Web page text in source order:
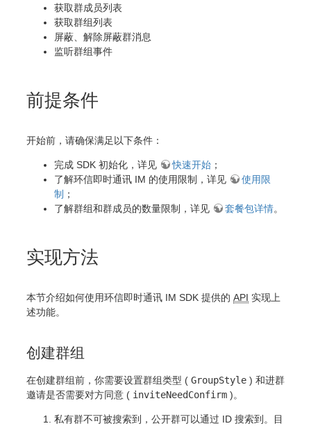
获取群成员列表
获取群组列表
屏蔽、解除屏蔽群消息
监听群组事件
前提条件
开始前，请确保满足以下条件：
完成 SDK 初始化，详见 快速开始 ；
了解环信即时通讯 IM 的使用限制，详见
使用限
制 ；
了解群组和群成员的数量限制，详见
套餐包详情。
实现方法
本节介绍如何使用环信即时通讯 IM SDK 提供的 API 实现上
述功能。
创建群组
在创建群组前，你需要设置群组类型 ( GroupStyle ) 和进群
邀请是否需要对方同意 ( inviteNeedConfirm )。
私有群不可被搜索到，公开群可以通过 ID 搜索到。目